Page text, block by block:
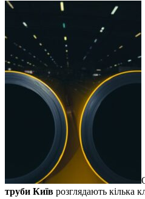
труби Київ розглядають кілька